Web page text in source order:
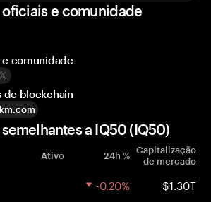
e comunidade
e comunidade
de blockchain
a IQ50 (IQ50)
Ativo 24h % Capitalização
de mercado
-0.20% $1.30T